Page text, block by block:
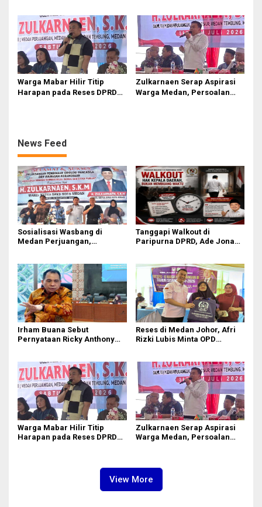
Muka Sendiri’ soal Polemik
Paripurna DPRD Sumut
Keluhan Warga
Warga Mabar Hilir Titip
Harapan pada Reses DPRD
Zulkarnaen Serap Aspirasi
Warga Medan, Persoalan
News Feed
Sosialisasi Wasbang di
Medan Perjuangan,
Anak
Tanggapi Walkout di
Paripurna DPRD, Ade Jona
Irham Buana Sebut
Pernyataan Ricky Anthony
Paripurna DPRD Sumut
Reses di Medan Johor, Afri
Rizki Lubis Minta OPD
Warga Mabar Hilir Titip
Harapan pada Reses DPRD
Zulkarnaen Serap Aspirasi
Warga Medan, Persoalan
View More